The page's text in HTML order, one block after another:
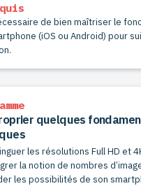
de bien maîtriser le
(iOS ou Android) pour
quelques
les résolutions Full HD et
la notion de nombres
les possibilités de son